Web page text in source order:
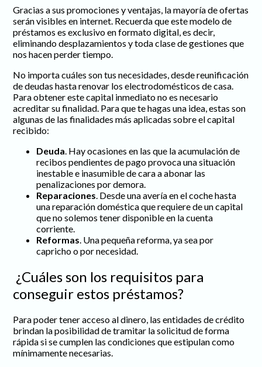
Gracias a sus promociones y ventajas, la mayoría de ofertas
serán visibles en internet. Recuerda que este modelo de
préstamos es exclusivo en formato digital, es decir,
eliminando desplazamientos y toda clase de gestiones que
nos hacen perder tiempo.
No importa cuáles son tus necesidades, desde reunificación
de deudas hasta renovar los electrodomésticos de casa.
Para obtener este capital inmediato no es necesario
acreditar su finalidad. Para que te hagas una idea, estas son
algunas de las finalidades más aplicadas sobre el capital
recibido:
Deuda. Hay ocasiones en las que la acumulación de
recibos pendientes de pago provoca una situación
inestable e inasumible de cara a abonar las
penalizaciones por demora.
Reparaciones. Desde una avería en el coche hasta
una reparación doméstica que requiere de un capital
que no solemos tener disponible en la cuenta
corriente.
Reformas. Una pequeña reforma, ya sea por
capricho o por necesidad.
¿Cuáles son los requisitos para
conseguir estos préstamos?
Para poder tener acceso al dinero, las entidades de crédito
brindan la posibilidad de tramitar la solicitud de forma
rápida si se cumplen las condiciones que estipulan como
mínimamente necesarias.